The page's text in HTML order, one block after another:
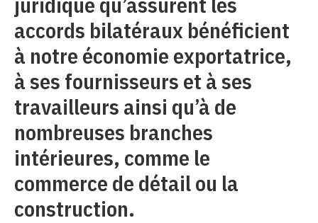
accords bilatéraux bénéficient
à notre économie exportatrice,
à ses fournisseurs et à ses
travailleurs ainsi qu’à de
nombreuses branches
intérieures, comme le
commerce de détail ou la
construction.